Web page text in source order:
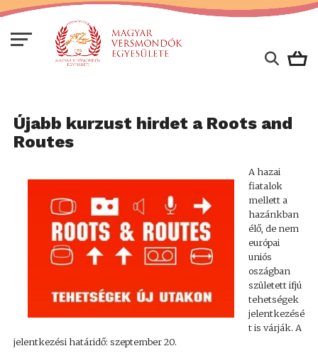
Újabb kurzust hirdet a Roots and
Routes
A hazai
fiatalok
mellett a
hazánkban
élő, de nem
európai
uniós
oszágban
született ifjú
tehetségek
jelentkezésé
t is várják. A
jelentkezési határidő: szeptember 20.